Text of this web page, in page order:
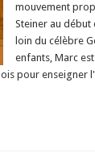
mouvement
Steiner au début
loin du célèbre
enfants, Marc
pour enseigner